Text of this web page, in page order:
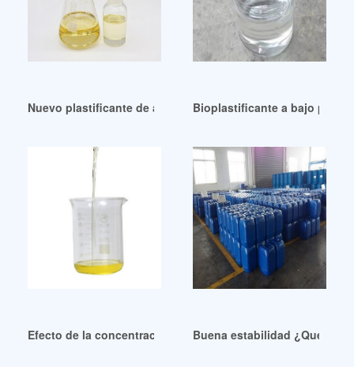
Nuevo plastificante de alto rendimiento en los Países Bajos
Bioplastificante a bajo
Efecto de la concentración y tipo de plastificante en
Buena estabilidad ¿Qué es